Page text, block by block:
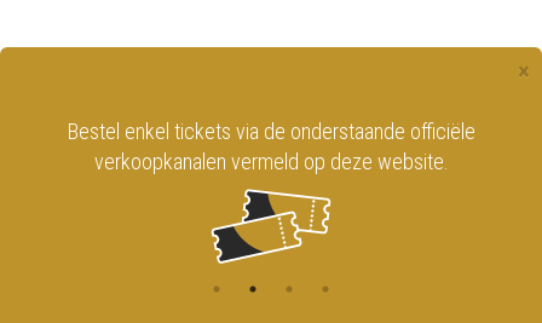
×
Bestel enkel tickets via de onderstaande officiële
verkoopkanalen vermeld op deze website.